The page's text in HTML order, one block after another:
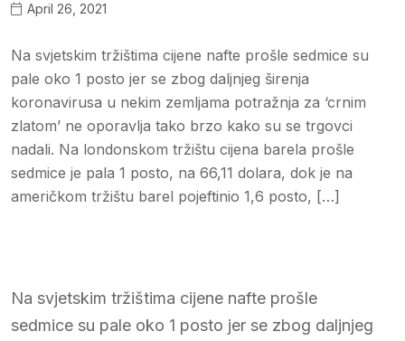
April 26, 2021
Na svjetskim tržištima cijene nafte prošle sedmice su
pale oko 1 posto jer se zbog daljnjeg širenja
koronavirusa u nekim zemljama potražnja za ‘crnim
zlatom’ ne oporavlja tako brzo kako su se trgovci
nadali. Na londonskom tržištu cijena barela prošle
sedmice je pala 1 posto, na 66,11 dolara, dok je na
američkom tržištu barel pojeftinio 1,6 posto, […]
Na svjetskim tržištima cijene nafte prošle
sedmice su pale oko 1 posto jer se zbog daljnjeg